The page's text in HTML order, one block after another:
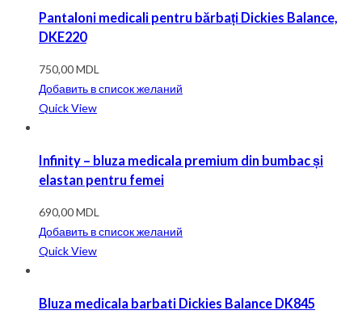
Pantaloni medicali pentru bărbați Dickies Balance,
DKE220
750,00MDL
Добавить в список желаний
Quick View
Infinity – bluza medicala premium din bumbac și
elastan pentru femei
690,00MDL
Добавить в список желаний
Quick View
Bluza medicala barbati Dickies Balance DK845